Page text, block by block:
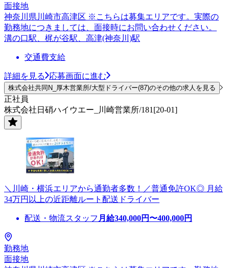
面接地
神奈川県川崎市高津区 ※こちらは募集エリアです。実際の
勤務地につきましては、面接時にお問い合わせください。
溝の口駅、梶が谷駅、高津(神奈川)駅
交通費支給
詳細を見る 応募画面に進む
株式会社共同N_厚木営業所/大型ドライバー(87)のその他の求人を見る
正社員
株式会社日硝ハイウエー_川崎営業所/181[20-01]
＼川崎・横浜エリアから通勤者多数！／普通免許OK◎ 月給
34万円以上の近距離ルート配送ドライバー
配送・物流スタッフ 月給340,000円〜400,000円
勤務地
面接地